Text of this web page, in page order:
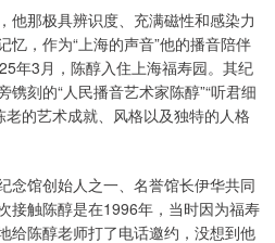
他那极具辨识度、充满磁性和感染力
忆，作为“上海的声音”他的播音陪伴
年3月，陈醇入住上海福寿园。其纪
刻的“人民播音艺术家陈醇”“听君细
的艺术成就、风格以及独特的人格
念馆创始人之一、名誉馆长伊华共同
接触陈醇是在1996年，当时因为福寿
给陈醇老师打了电话邀约，没想到他